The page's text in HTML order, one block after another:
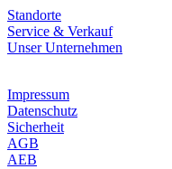
Standorte
Service & Verkauf
Unser Unternehmen
Impressum
Datenschutz
Sicherheit
AGB
AEB